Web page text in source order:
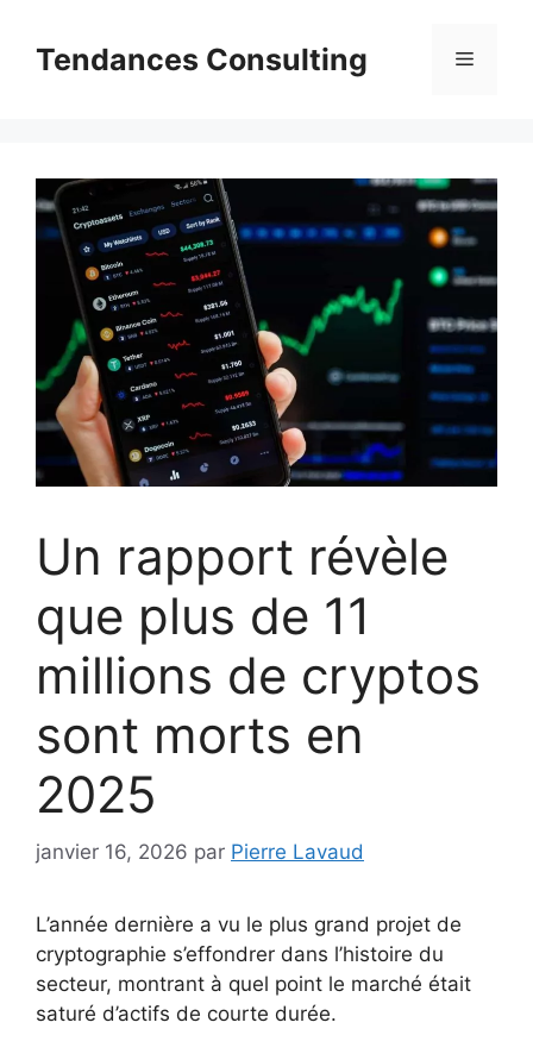
contenuTendances Consulting Menu
Un rapport révèle
que plus de 11
millions de cryptos
sont morts en
2025
janvier 16, 2026 par Pierre Lavaud
L’année dernière a vu le plus grand projet de
cryptographie s’effondrer dans l’histoire du
secteur, montrant à quel point le marché était
saturé d’actifs de courte durée.